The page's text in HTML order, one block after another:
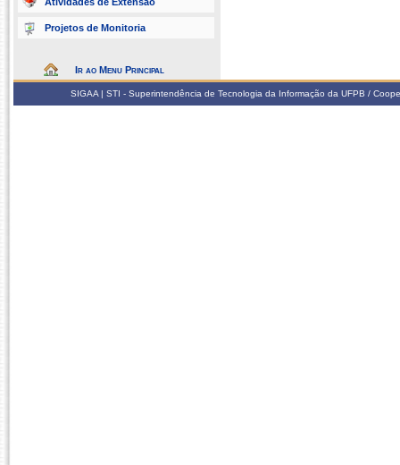
Projetos de Monitoria
Ir ao Menu Principal
SIGAA | STI - Superintendência de Tecnologia da Informação da UFPB /